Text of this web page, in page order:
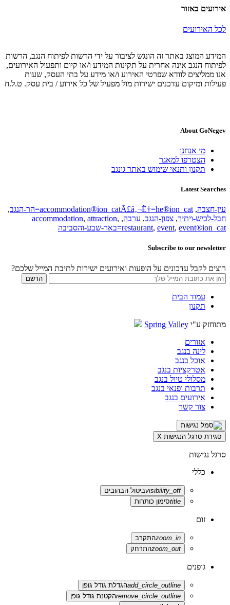
אירועים באזור
לכל האירועים
המידע המוצג באתר זה הונגש לציבור על ידי הרשות לפיתוח הנגב, הרשות
לפיתוח הנגב אינה אחרית על תקינות המידע ו/או קיום ותפעול האירועים,
אנו ממליצים לוודא שפרטי האירוע ו/או מידע על בתי העסק, שעות
פעילות ומיקום עדכנים ישירות מול מפעיל של כל אירוע / בית עסק. ט.ל.ח
About GoNegev
מי אנחנו
הצטרפו למאגר
תקנון ותנאי שימוש באתר גונגב
Latest Searches
עין-חצבה, accommodation®ion_catÃ£â‚¬Ë†=he®ion_cat=הר-הנגב
,
חבל-לכיש-ויתיר, צפון-הנגב, ערבה,
accommodation, attraction,
restaurant, event, event®ion_cat=באר-שבע-והסביבה
Subscribe to our newsletter
רוצים לקבל עדכונים על הופעות ואירועים ישירות לתיבת המייל שלכם?
עמוד הבית
תקנון
מתוחזק ע"י Spring Valley
אזורים
לינה בנגב
אוכל בנגב
אטרקציות בנגב
מסלולי טיול בנגב
תרבות ופנאי בנגב
אירועים בנגב
צור קשר
סגירת סרגל הנגישות X
סרגל נגישות
כללי
visibility_offביטול הבהובים
titleסימון כותרות
זום
zoom_inהתקרב
zoom_outהתרחק
גופנים
add_circle_outlineהגדלת גודל גופן
remove_circle_outlineהקטנת גודל גופן